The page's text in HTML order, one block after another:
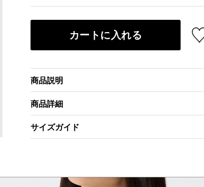
カートに入れる
商品説明
商品詳細
サイズガイド